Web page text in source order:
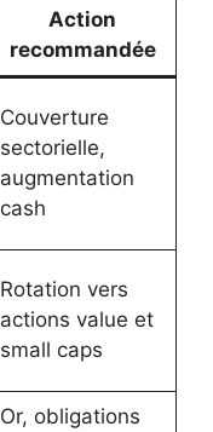
Action
recommandée
Couverture
sectorielle,
augmentation
cash
Rotation vers
actions value et
small caps
Or, obligations